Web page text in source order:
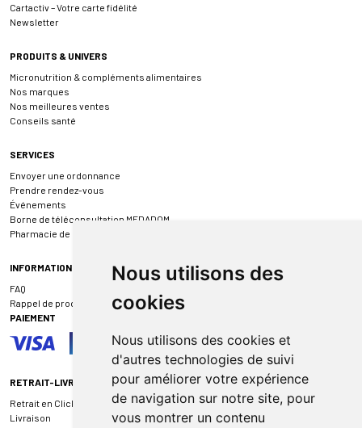
Nous utilisons des
cookies
Nous utilisons des cookies et
d'autres technologies de suivi
pour améliorer votre expérience
de navigation sur notre site, pour
vous montrer un contenu
Cartactiv – Votre carte fidélité
Newsletter
PRODUITS & UNIVERS
Micronutrition & compléments alimentaires
Nos marques
Nos meilleures ventes
Conseils santé
SERVICES
Envoyer une ordonnance
Prendre rendez-vous
Événements
Borne de téléconsultation MEDADOM
Pharmacie de garde
INFORMATIONS
FAQ
Rappel de produit
PAIEMENT
RETRAIT-LIVRAISON
Retrait en Click & Collect
Livraison